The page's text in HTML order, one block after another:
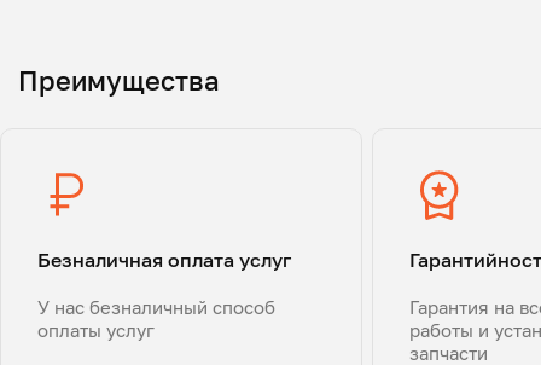
Преимущества
Безналичная оплата услуг
У нас безналичный способ
оплаты услуг
Гарантия на
работы и
запчасти